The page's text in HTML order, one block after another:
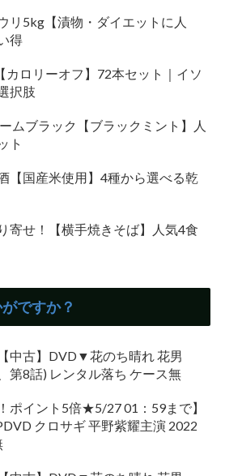
リ5kg【漬物・ダイエットに人
得
カロリーオフ】72本セット｜イソ
択肢
ムブラック【ブラックミント】人
ト
【国産米使用】4種から選べる乾
寄せ！【横手焼きそば】人気4食
ですか？
中古】DVD▼花のち晴れ 花男
第8話) レンタル落ち ケース無
ポイント5倍★5/27 01：59まで】
クロサギ 平野紫耀主演 2022